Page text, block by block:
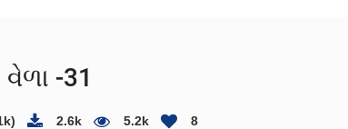
-31
2.6k 5.2k 8